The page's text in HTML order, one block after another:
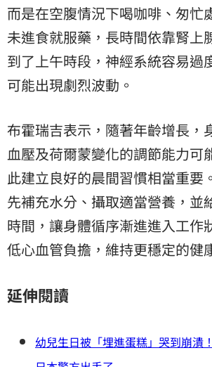
而是在空腹情況下喝咖啡、匆忙
未進食就服藥，長時間依靠腎上
到了上午時段，神經系統容易過
可能出現劇烈波動。
布霍瑞吉表示，隨著年齡增長，
血壓及荷爾蒙變化的調節能力可
此建立良好的晨間習慣相當重要
先補充水分、攝取適當營養，並
時間，讓身體循序漸進進入工作
低心血管負擔，維持更穩定的健
延伸閱讀
幼兒生日被「埋進蛋糕」哭到崩潰